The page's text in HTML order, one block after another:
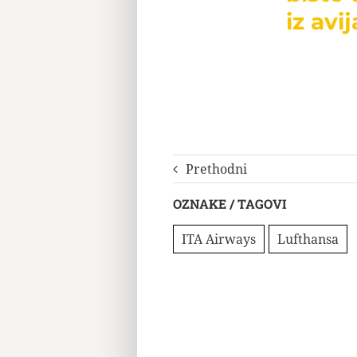
iz
Prethodni
OZNAKE / TAGOVI
ITA Airways Lufthansa